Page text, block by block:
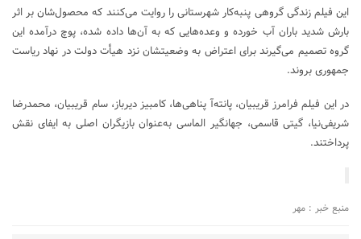
این فیلم زندگی گروهی پنبه‌کار شهرستانی را روایت می‌کنند که محصول‌شان بر اثر
بارش شدید باران آب خورده و وعده‌هایی که به آن‌ها داده شده، پوچ درآمده این
گروه تصمیم می‌گیرند برای اعتراض به وضعیتشان نزد هیأت دولت در نهاد ریاست
جمهوری بروند.
در این فیلم فرامرز قریبیان، پانته‌آ پناهی‌ها، کامبیز دیرباز، سام قریبیان، محمدرضا
شریفی‌نیا، گیتی قاسمی، جهانگیر الماسی به‌عنوان بازیگران اصلی به ایفای نقش
پرداختند.
منبع خبر : مهر